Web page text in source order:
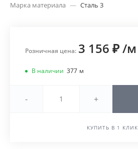
Марка материала — Сталь 3
Розничная цена: 3 156 ₽/м
В наличии 377 м
- +
КУПИТЬ В 1 КЛИК